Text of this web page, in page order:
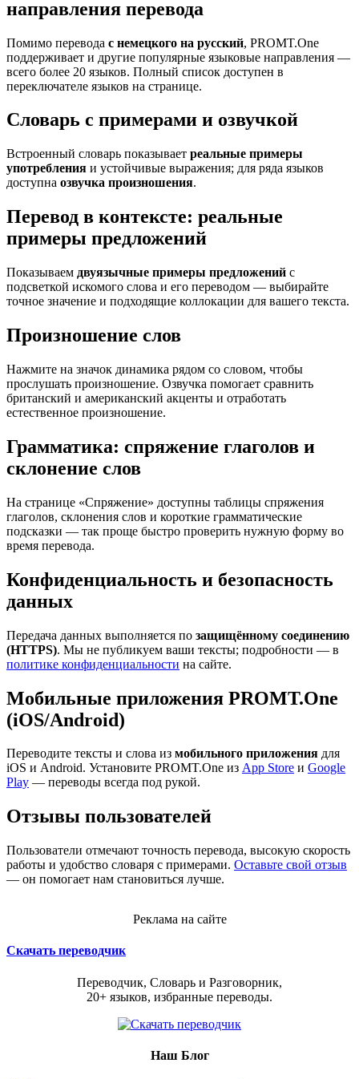
направления перевода
Помимо перевода с немецкого на русский, PROMT.One
поддерживает и другие популярные языковые направления —
всего более 20 языков. Полный список доступен в
переключателе языков на странице.
Словарь с примерами и озвучкой
Встроенный словарь показывает реальные примеры
употребления и устойчивые выражения; для ряда языков
доступна озвучка произношения.
Перевод в контексте: реальные
примеры предложений
Показываем двуязычные примеры предложений с
подсветкой искомого слова и его переводом — выбирайте
точное значение и подходящие коллокации для вашего текста.
Произношение слов
Нажмите на значок динамика рядом со словом, чтобы
прослушать произношение. Озвучка помогает сравнить
британский и американский акценты и отработать
естественное произношение.
Грамматика: спряжение глаголов и
склонение слов
На странице «Спряжение» доступны таблицы спряжения
глаголов, склонения слов и короткие грамматические
подсказки — так проще быстро проверить нужную форму во
время перевода.
Конфиденциальность и безопасность
данных
Передача данных выполняется по защищённому соединению
(HTTPS). Мы не публикуем ваши тексты; подробности — в
политике конфиденциальности на сайте.
Мобильные приложения PROMT.One
(iOS/Android)
Переводите тексты и слова из мобильного приложения для
iOS и Android. Установите PROMT.One из App Store и Google
Play — переводы всегда под рукой.
Отзывы пользователей
Пользователи отмечают точность перевода, высокую скорость
работы и удобство словаря с примерами. Оставьте свой отзыв
— он помогает нам становиться лучше.
Реклама на сайте
Скачать переводчик
Переводчик, Словарь и Разговорник,
20+ языков, избранные переводы.
Наш Блог